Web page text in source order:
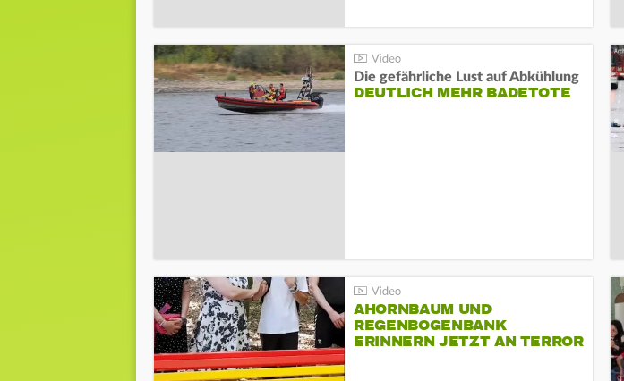
Die gefährliche Lust auf Abkühlung
DEUTLICH MEHR BADETOTE
AHORNBAUM UND
REGENBOGENBANK
ERINNERN JETZT AN TERROR